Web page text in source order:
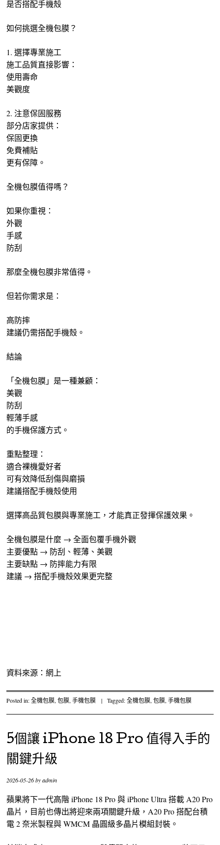
是否搭配手機殼
如何挑選全機包膜？
1. 選擇專業施工
施工品質直接影響：
使用壽命
美觀度
2. 注意保固服務
部分店家提供：
保固更換
免費補貼
更有保障。
全機包膜值得嗎？
如果你重視：
外觀
手感
防刮
那麼全機包膜非常值得。
但若你需求是：
高防摔
建議仍需搭配手機殼。
結論
「全機包膜」是一種兼顧：
美觀
防刮
輕薄手感
的手機保護方式。
重點整理：
適合裸機愛好者
可有效降低刮傷與磨損
建議搭配手機殼使用
選擇高品質包膜與專業施工，才能真正發揮保護效果。
全機包膜是什麼 → 全面包覆手機外觀
主要優點 → 防刮、輕薄、美觀
主要缺點 → 防摔能力有限
建議 → 搭配手機殼效果更完整
資料來源：網上
Posted in:全機包膜,包膜,手機包膜 | Tagged:全機包膜,包膜,手機包膜
5個讓 iPhone 18 Pro 值得入手的
關鍵升級
2026-05-26byadmin
蘋果將下一代高階 iPhone 18 Pro 與 iPhone Ultra 搭載 A20 Pro
晶片，目前也傳出將迎來兩項關鍵升級，A20 Pro 搭配台積
電 2 奈米製程與 WMCM 晶圓級多晶片模組封裝。